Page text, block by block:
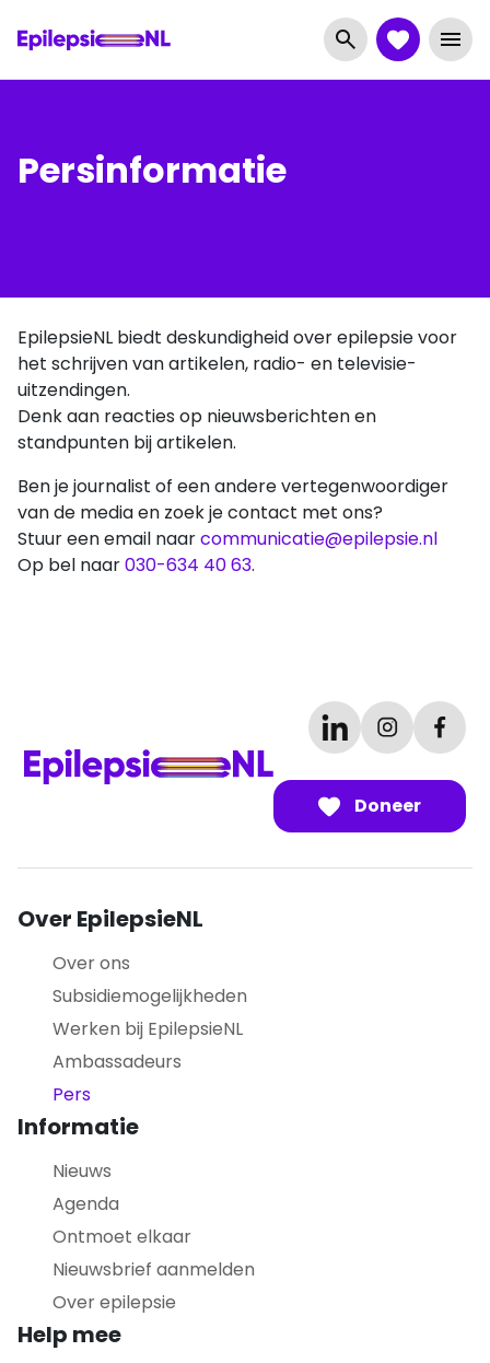
Persinformatie
EpilepsieNL biedt deskundigheid over epilepsie voor
het schrijven van artikelen, radio- en televisie-
uitzendingen.
Denk aan reacties op nieuwsberichten en
standpunten bij artikelen.
Ben je journalist of een andere vertegenwoordiger
van de media en zoek je contact met ons?
Stuur een email naarcommunicatie@epilepsie.nl
Op bel naar030-634 40 63.
Doneer
Over EpilepsieNL
Over ons
Subsidiemogelijkheden
Werken bij EpilepsieNL
Ambassadeurs
Pers
Informatie
Nieuws
Agenda
Ontmoet elkaar
Nieuwsbrief aanmelden
Over epilepsie
Help mee